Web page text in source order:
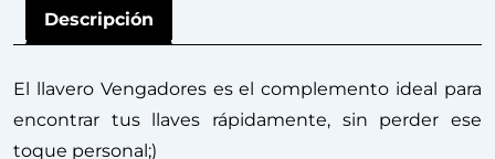
Descripción
El llavero Vengadores es el complemento ideal para
encontrar tus llaves rápidamente, sin perder ese
toque personal;)